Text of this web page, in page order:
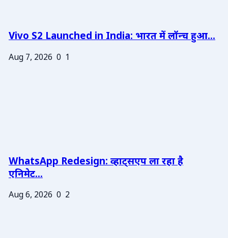
Vivo S2 Launched in India: भारत में लॉन्च हुआ...
Aug 7, 2026 0 1
WhatsApp Redesign: व्हाट्सएप ला रहा है
एनिमेट...
Aug 6, 2026 0 2